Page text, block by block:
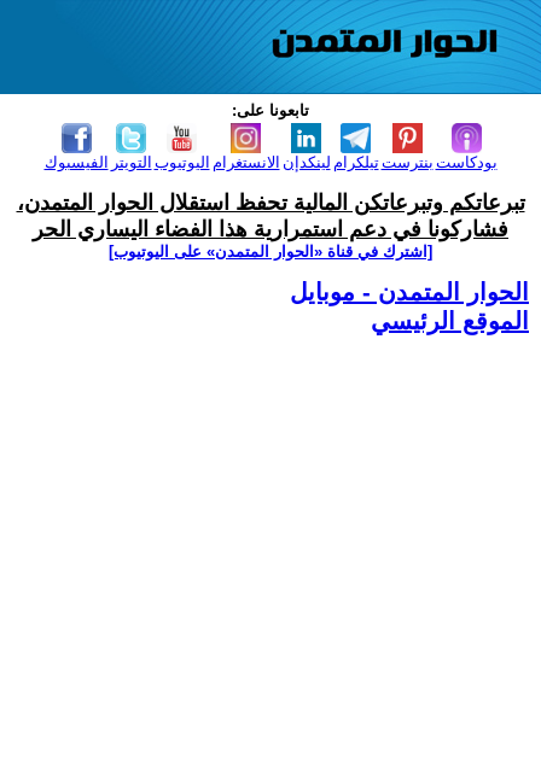
تابعونا على:
الفيسبوك التويتر اليوتيوب الانستغرام لينكدإن تيلكرامبنترست بودكاست
تبرعاتكم وتبرعاتكن المالية تحفظ استقلال الحوار المتمدن،
فشاركونا في دعم استمرارية هذا الفضاء اليساري الحر
[اشترك في قناة ‫«الحوار المتمدن» على اليوتيوب]
الحوار المتمدن - موبايل
الموقع الرئيسي